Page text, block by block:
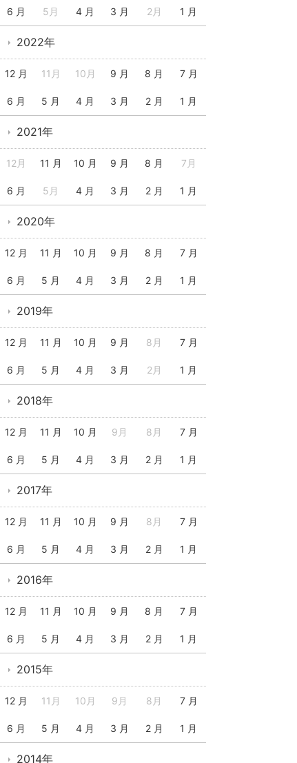
6 月 5月 4 月 3 月 2月 1 月
2022年
12 月 11月 10月 9 月 8 月 7 月
6 月 5 月 4 月 3 月 2 月 1 月
2021年
12月 11 月 10 月 9 月 8 月 7月
6 月 5月 4 月 3 月 2 月 1 月
2020年
12 月 11 月 10 月 9 月 8 月 7 月
6 月 5 月 4 月 3 月 2 月 1 月
2019年
12 月 11 月 10 月 9 月 8月 7 月
6 月 5 月 4 月 3 月 2月 1 月
2018年
12 月 11 月 10 月 9月 8月 7 月
6 月 5 月 4 月 3 月 2 月 1 月
2017年
12 月 11 月 10 月 9 月 8月 7 月
6 月 5 月 4 月 3 月 2 月 1 月
2016年
12 月 11 月 10 月 9 月 8 月 7 月
6 月 5 月 4 月 3 月 2 月 1 月
2015年
12 月 11月 10月 9月 8月 7 月
6 月 5 月 4 月 3 月 2 月 1 月
2014年